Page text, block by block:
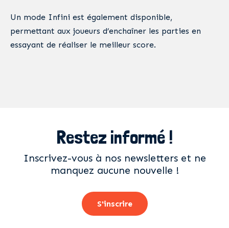
Un mode Infini est également disponible,
permettant aux joueurs d’enchaîner les parties en
essayant de réaliser le meilleur score.
Restez informé !
Inscrivez-vous à nos newsletters et ne
manquez aucune nouvelle !
S'inscrire